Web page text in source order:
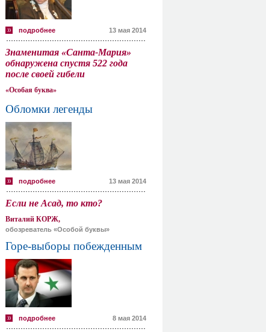
подробнее 13 мая 2014
Знаменитая «Санта-Мария»
обнаружена спустя 522 года
после своей гибели
«Особая буква»
Обломки легенды
подробнее 13 мая 2014
Если не Асад, то кто?
Виталий КОРЖ,
обозреватель «Особой буквы»
Горе-выборы побежденным
подробнее 8 мая 2014